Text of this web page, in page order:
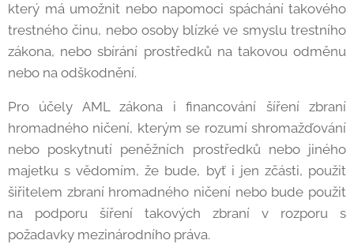
který má umožnit nebo napomoci spáchání takového
trestného činu, nebo osoby blízké ve smyslu trestního
zákona, nebo sbírání prostředků na takovou odměnu
nebo na odškodnění.
Pro účely AML zákona i financování šíření zbraní
hromadného ničení, kterým se rozumí shromažďování
nebo poskytnutí peněžních prostředků nebo jiného
majetku s vědomím, že bude, byť i jen zčásti, použit
šiřitelem zbraní hromadného ničení nebo bude použit
na podporu šíření takových zbraní v rozporu s
požadavky mezinárodního práva.